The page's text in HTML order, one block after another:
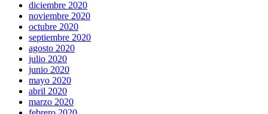
diciembre 2020
noviembre 2020
octubre 2020
septiembre 2020
agosto 2020
julio 2020
junio 2020
mayo 2020
abril 2020
marzo 2020